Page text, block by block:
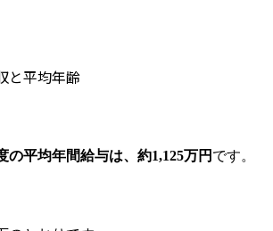
・就職難易度は高いですか？
と平均年齢
の平均年間給与は、約1,125万円 です。